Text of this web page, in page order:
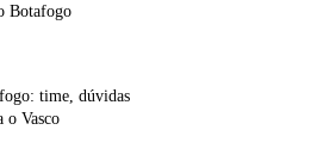
Botafogo
time, dúvidas
o Vasco